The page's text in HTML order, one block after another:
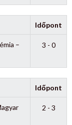
Időpont
–
3 - 0
Időpont
2 - 3